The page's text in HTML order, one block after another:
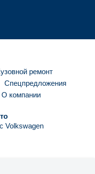
ремонт
Спецпредложения
О компании
Volkswagen